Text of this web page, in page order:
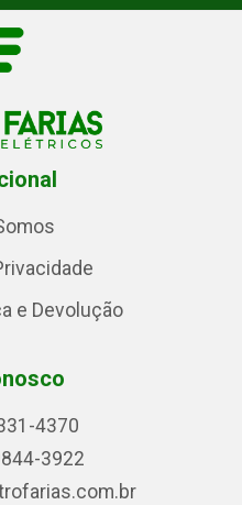
e Devolução
4370
3922